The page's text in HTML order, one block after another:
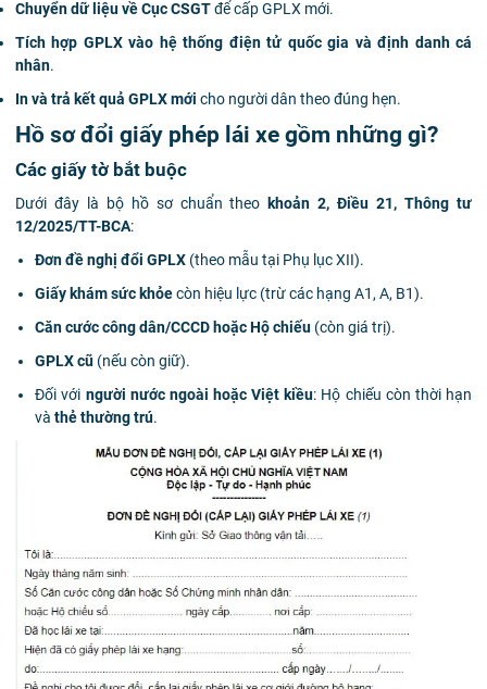
Chuyển dữ liệu về Cục CSGTđể cấp GPLX mới.
Tích hợp GPLX vào hệ thống điện tử quốc gia và định danh cá
nhân.
In và trả kết quả GPLX mới cho người dân theo đúng hẹn.
Hồ sơ đổi giấy phép lái xe gồm những gì?
Các giấy tờ bắt buộc
Dưới đây là bộ hồ sơ chuẩn theo khoản 2, Điều 21, Thông tư
12/2025/TT-BCA:
Đơn đề nghị đổi GPLX (theo mẫu tại Phụ lục XII).
Giấy khám sức khỏecòn hiệu lực (trừ các hạng A1, A, B1).
Căn cước công dân/CCCD hoặc Hộ chiếu (còn giá trị).
GPLX cũ (nếu còn giữ).
Đối với người nước ngoài hoặc Việt kiều: Hộ chiếu còn thời hạn
vàthẻ thường trú.